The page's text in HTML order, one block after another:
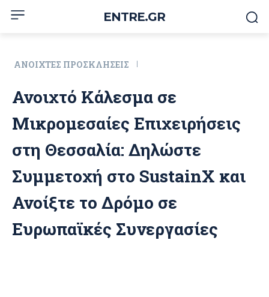
ENTRE.GR
ΑΝΟΙΧΤΈΣ ΠΡΟΣΚΛΉΣΕΙΣ
Ανοιχτό Κάλεσμα σε
Μικρομεσαίες Επιχειρήσεις
στη Θεσσαλία: Δηλώστε
Συμμετοχή στο SustainX και
Ανοίξτε το Δρόμο σε
Ευρωπαϊκές Συνεργασίες